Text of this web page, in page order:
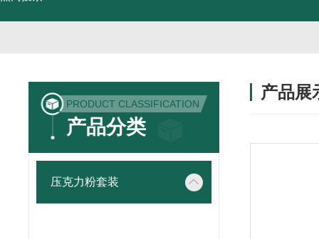
PRODUCT CLASSIFICATION
产品分类
压克力粉套装
产品展